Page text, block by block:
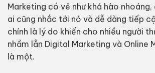
Marketing có vẻ như khá hào
ai cũng nhắc tới nó và dễ dàng tiếp
chính là lý do khiến cho nhiều người
nhầm lẫn Digital Marketing và Online
là một.